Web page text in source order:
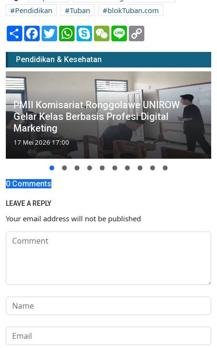
Pendidikan
Tuban
blokTuban.com
Share Facebook
TwitterWhatsApp
SkypeWeChatLine
Pendidikan & Kesehatan
PMII Komisariat Ronggolawe UNIROW
Gelar Kelas Berbasis Profesi Digital
Marketing
17 Mei 2026 17:00
0 Comments
LEAVE A REPLY
Your email address will not be published